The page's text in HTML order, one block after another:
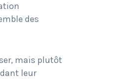
des
mais plutôt
leur